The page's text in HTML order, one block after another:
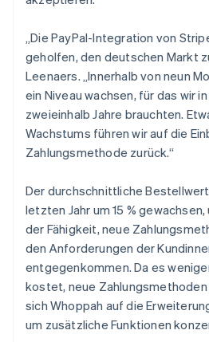
„Die PayPal-Integration von
geholfen, den deutschen Markt
Leenaers. „Innerhalb von neun
ein Niveau wachsen, für das wir
zweieinhalb Jahre brauchten.
Wachstums führen wir auf die
Zahlungsmethode zurück.“
Der durchschnittliche
letzten Jahr um 15 %
der Fähigkeit, neue
den Anforderungen der
entgegenkommen. Da es
kostet, neue Zahlungsmethoden
sich Whoppah auf die
um zusätzliche Funktionen